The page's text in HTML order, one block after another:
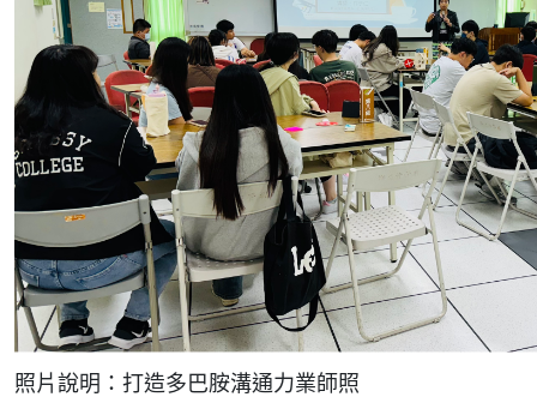
照片說明：打造多巴胺溝通力業師照